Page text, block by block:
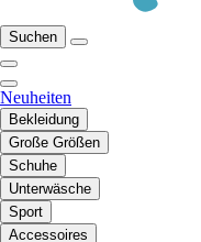
Suchen
Neuheiten
Bekleidung
Große Größen
Schuhe
Unterwäsche
Sport
Accessoires